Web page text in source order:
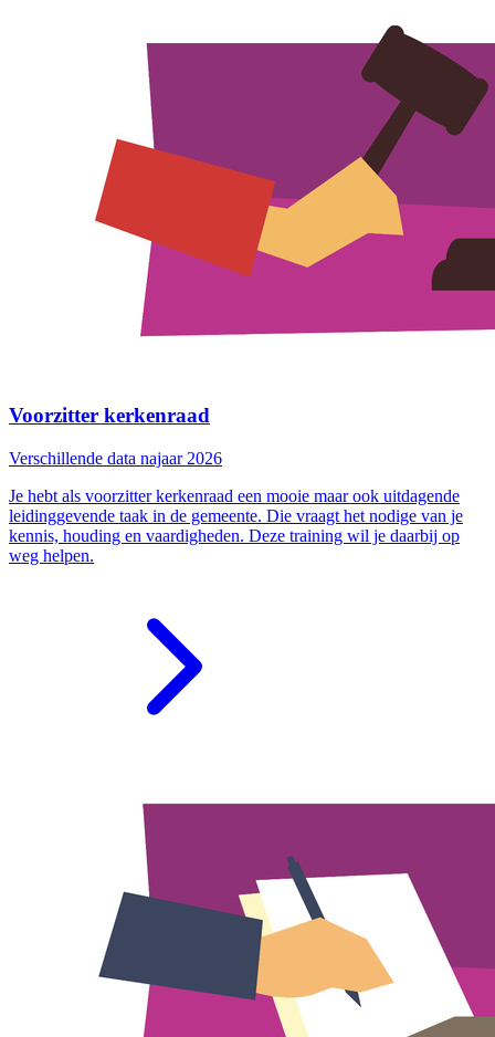
Voorzitter kerkenraad
Verschillende data najaar 2026
Je hebt als voorzitter kerkenraad een mooie maar ook uitdagende
leidinggevende taak in de gemeente. Die vraagt het nodige van je
kennis, houding en vaardigheden. Deze training wil je daarbij op
weg helpen.